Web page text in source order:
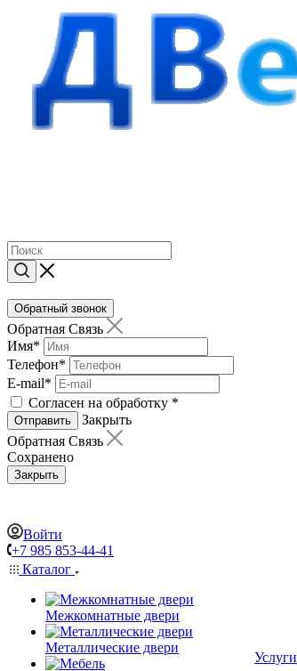
Обратный звонок
Обратная Связь
Имя*
Телефон*
E-mail*
Согласен на обработку *
Отправить
Закрыть
Обратная Связь
Сохранено
Закрыть
Войти
+7 985 853-44-41
Каталог
Межкомнатные двери
Металлические двери
Услуги